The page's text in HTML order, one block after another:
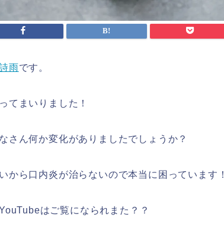
雨です。
てまいりました！
さん何か変化がありましたでしょうか？
から口内炎が治らないので本当に困っています！
はご覧になられまた？？